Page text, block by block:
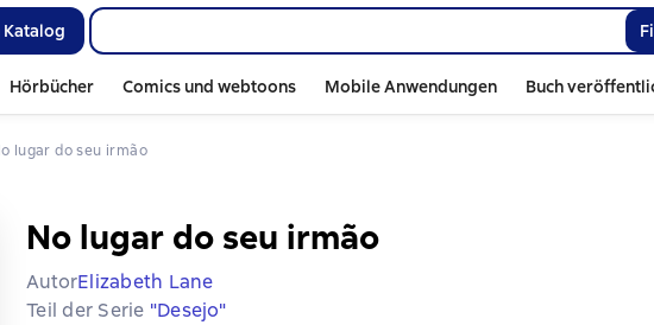
Katalog
Hörbücher Comics und webtoons Mobile Anwendungen Buch
No lugar do seu irmão
No lugar do seu irmão
AutorElizabeth Lane
Teil der Serie "Desejo"